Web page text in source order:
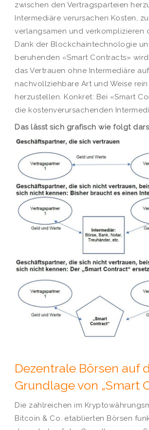
zwischen den Vertragsparteien
Intermediäre verursachen Kosten,
verlangsamen und verkomplizieren
Dank der Blockchaintechnologie
beruhenden «Smart Contracts»
das Vertrauen ohne Intermediäre auf
nachvollziehbare Art und Weise
herzustellen. Konkret: Bei «Smart
die kostenverursachenden
Das lässt sich grafisch wie folgt
Dezentrale Börsen auf
Grundlage von „Smart
Die zahlreichen im
Bitcoin & Co. etablierten Börsen